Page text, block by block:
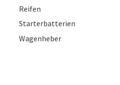
Reifen
Starterbatterien
Wagenheber